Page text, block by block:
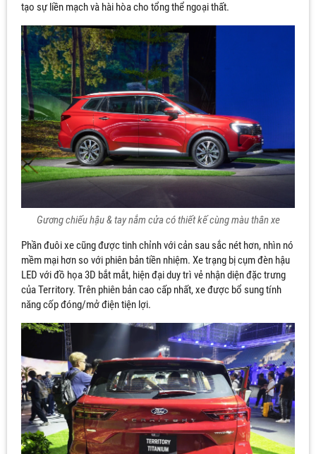
tạo sự liền mạch và hài hòa cho tổng thể ngoại thất.
Gương chiếu hậu & tay nắm cửa có thiết kế cùng màu thân xe
Phần đuôi xe cũng được tinh chỉnh với cản sau sắc nét hơn, nhìn nó
mềm mại hơn so với phiên bản tiền nhiệm. Xe trạng bị cụm đèn hậu
LED với đồ họa 3D bắt mắt, hiện đại duy trì vẻ nhận diện đặc trưng
của Territory. Trên phiên bản cao cấp nhất, xe được bổ sung tính
năng cốp đóng/mở điện tiện lợi.